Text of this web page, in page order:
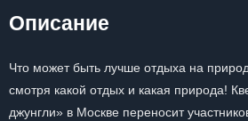
Описание
Что может быть лучше отдыха на
смотря какой отдых и какая природа!
джунгли» в Москве переносит